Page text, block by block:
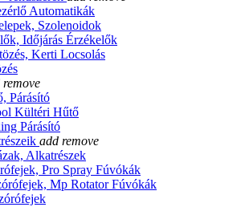
Automatikák
Szolenoidok
Időjárás Érzékelők
Kerti Locsolás
remove
Párásító
Kültéri Hűtő
Párásító
add remove
Alkatrészek
Pro Spray Fúvókák
Mp Rotator Fúvókák